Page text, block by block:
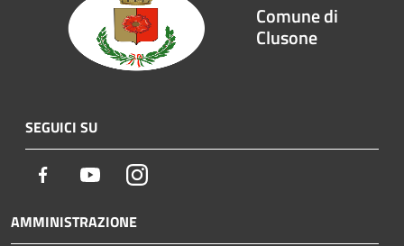
Comune di
Clusone
SEGUICI SU
Facebook YoutubeInstagram
AMMINISTRAZIONE